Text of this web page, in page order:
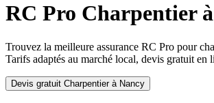
RC Pro Charpentierà
Trouvez la meilleure assurance RC Pro pour
Tarifs adaptés au marché local, devis gratuit en
Devis gratuit Charpentierà Nancy